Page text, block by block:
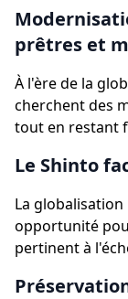
prêtres et
À l'ère de la
cherchent des
tout en restant
Le Shinto
La
opportunité
pertinent à